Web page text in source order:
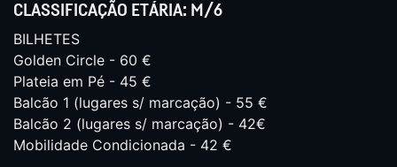
CLASSIFICAÇÃO ETÁRIA: M/6
BILHETES
Golden Circle - 60 €
Plateia em Pé - 45 €
Balcão 1 (lugares s/ marcação) - 55 €
Balcão 2 (lugares s/ marcação) - 42€
Mobilidade Condicionada - 42 €